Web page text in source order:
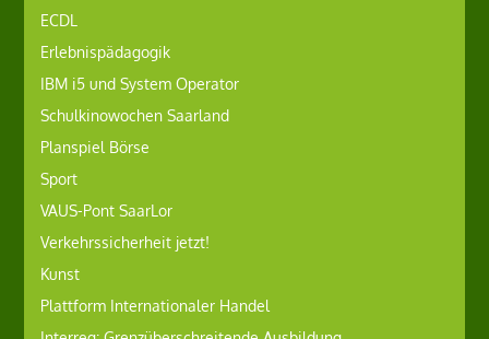
ECDL
Erlebnispädagogik
IBM i5 und System Operator
Schulkinowochen Saarland
Planspiel Börse
Sport
VAUS-Pont SaarLor
Verkehrssicherheit jetzt!
Kunst
Plattform Internationaler Handel